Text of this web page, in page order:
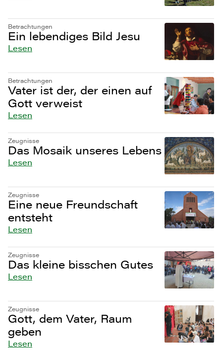
Betrachtungen
Ein lebendiges Bild Jesu
Lesen
Betrachtungen
Vater ist der, der einen auf
Gott verweist
Lesen
Zeugnisse
Das Mosaik unseres Lebens
Lesen
Zeugnisse
Eine neue Freundschaft
entsteht
Lesen
Zeugnisse
Das kleine bisschen Gutes
Lesen
Zeugnisse
Gott, dem Vater, Raum
geben
Lesen